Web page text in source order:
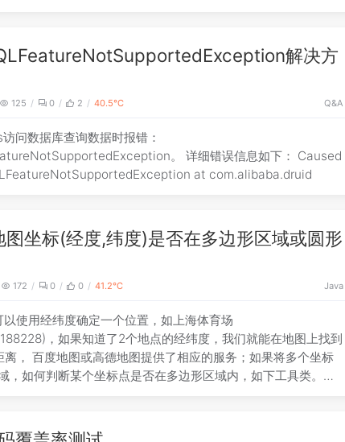
解决方
125 0 2 40.5℃ Q&A
问数据库查询数据时报错：
。 详细错误信息如下： Caused
by: java.sql.SQLFeatureNotSupportedException at com.alibaba.druid
坐标(经度,纬度)是否在多边形区域或圆形
172 0 0 41.2℃ Java
使用经纬度确定一个位置，如上海体育场
，如果知道了2个地点的经纬度，我们就能在地图上找到
离， 百度地图或高德地图提供了相应的服务；如果将多个坐标
，如何判断某个坐标点是否在多边形区域内，如下工具类。